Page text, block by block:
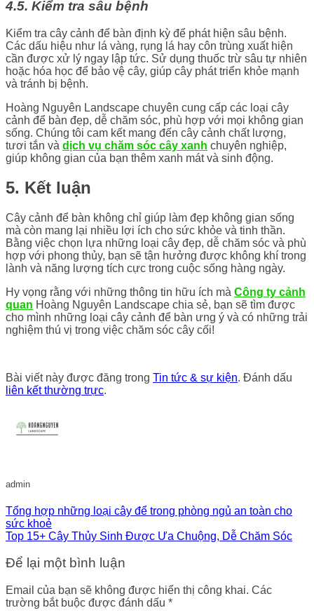
4.5. Kiểm tra sâu bệnh
Kiểm tra cây cảnh để bàn định kỳ để phát hiện sâu bệnh.
Các dấu hiệu như lá vàng, rụng lá hay côn trùng xuất hiện
cần được xử lý ngay lập tức. Sử dụng thuốc trừ sâu tự nhiên
hoặc hóa học để bảo vệ cây, giúp cây phát triển khỏe mạnh
và tránh bị bệnh.
Hoàng Nguyên Landscape chuyên cung cấp các loại cây
cảnh để bàn đẹp, dễ chăm sóc, phù hợp với mọi không gian
sống. Chúng tôi cam kết mang đến cây cảnh chất lượng,
tươi tắn và dịch vụ chăm sóc cây xanh chuyên nghiệp,
giúp không gian của bạn thêm xanh mát và sinh động.
5. Kết luận
Cây cảnh để bàn không chỉ giúp làm đẹp không gian sống
mà còn mang lại nhiều lợi ích cho sức khỏe và tinh thần.
Bằng việc chọn lựa những loại cây đẹp, dễ chăm sóc và phù
hợp với phong thủy, bạn sẽ tận hưởng được không khí trong
lành và năng lượng tích cực trong cuộc sống hàng ngày.
Hy vọng rằng với những thông tin hữu ích mà Công ty cảnh
quan Hoàng Nguyên Landscape chia sẻ, bạn sẽ tìm được
cho mình những loại cây cảnh để bàn ưng ý và có những trải
nghiệm thú vị trong việc chăm sóc cây cối!
Bài viết này được đăng trong Tin tức & sự kiện. Đánh dấu
liên kết thường trực.
admin
Tổng hợp những loại cây để trong phòng ngủ an toàn cho
sức khoẻ
Top 15+ Cây Thủy Sinh Được Ưa Chuộng, Dễ Chăm Sóc
Để lại một bình luận
Email của bạn sẽ không được hiển thị công khai. Các
trường bắt buộc được đánh dấu *